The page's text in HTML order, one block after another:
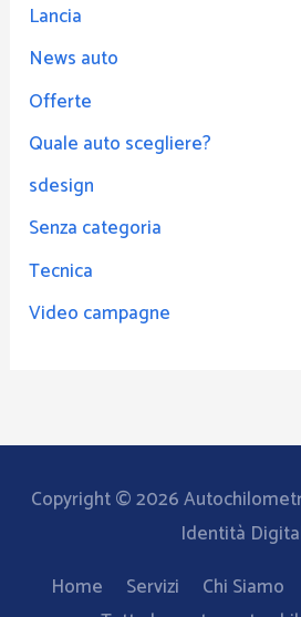
Lancia
News auto
Offerte
Quale auto scegliere?
sdesign
Senza categoria
Tecnica
Video campagne
Copyright © 2026
Identità
Home
Servizi Chi Siamo